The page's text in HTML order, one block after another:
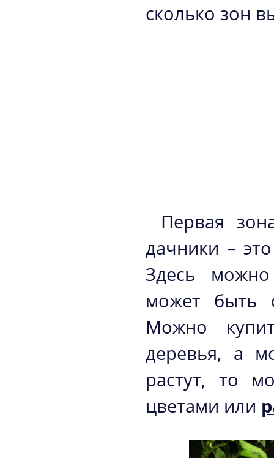
сколько зон
Первая
дачники –
Здесь
может быть
Можно
деревья, а
растут, то
цветами или